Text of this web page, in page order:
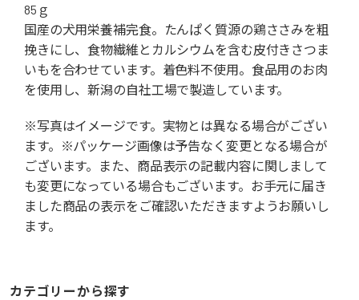
85ｇ
国産の犬用栄養補完食。たんぱく質源の鶏ささみを粗
挽きにし、食物繊維とカルシウムを含む皮付きさつま
いもを合わせています。着色料不使用。食品用のお肉
を使用し、新潟の自社工場で製造しています。
※写真はイメージです。実物とは異なる場合がござい
ます。※パッケージ画像は予告なく変更となる場合が
ございます。また、商品表示の記載内容に関しまして
も変更になっている場合もございます。お手元に届き
ました商品の表示をご確認いただきますようお願いし
ます。
カテゴリーから探す